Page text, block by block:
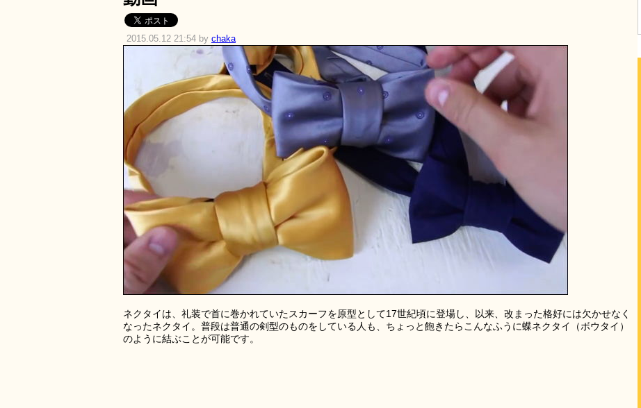
2015.05.12 21:54 by chaka
ネクタイは、礼装で首に巻かれていたスカーフを原型として17世紀頃に登場し、以来、改まった格好には欠かせなく
なったネクタイ。普段は普通の剣型のものをしている人も、ちょっと飽きたらこんなふうに蝶ネクタイ（ボウタイ）
のように結ぶことが可能です。